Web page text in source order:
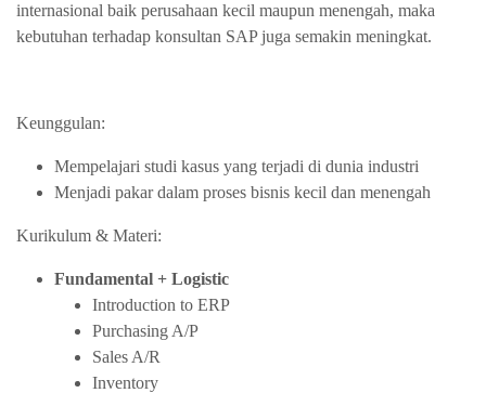
internasional baik perusahaan kecil maupun menengah, maka
kebutuhan terhadap konsultan SAP juga semakin meningkat.
Keunggulan:
Mempelajari studi kasus yang terjadi di dunia industri
Menjadi pakar dalam proses bisnis kecil dan menengah
Kurikulum & Materi:
Fundamental + Logistic
Introduction to ERP
Purchasing A/P
Sales A/R
Inventory